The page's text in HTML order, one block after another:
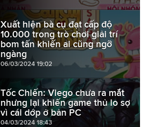
Xuất hiện bà cụ đạt cấp độ
10.000 trong trò chơi giải trí
bom tấn khiến ai cũng ngỡ
ngàng
06/03/2024 19:02
Tốc Chiến: Viego chưa ra mắt
nhưng lại khiến game thủ lo sợ
vì cái dớp ở bản PC
04/03/2024 18:43